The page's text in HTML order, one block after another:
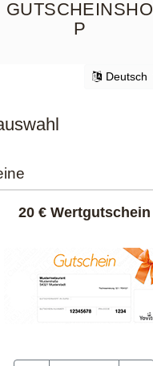
GUTSCHEINSHO
P
Deutsch
20 € Wertgutschein